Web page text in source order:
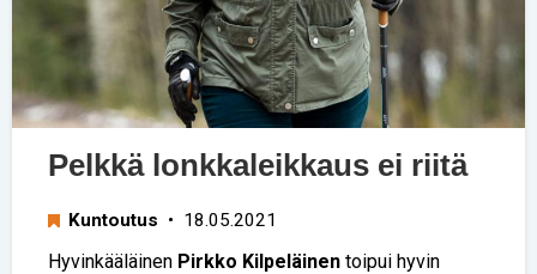
Pelkkä lonkkaleikkaus ei riitä
Kuntoutus • 18.05.2021
Hyvinkääläinen Pirkko Kilpeläinen toipui hyvin